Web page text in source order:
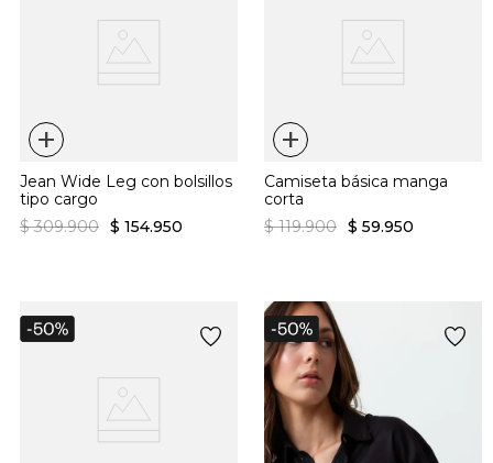
+
Jean Wide Leg con bolsillos
tipo cargo
$ 309.900 $ 154.950
+
Camiseta básica manga
corta
$ 119.900 $ 59.950